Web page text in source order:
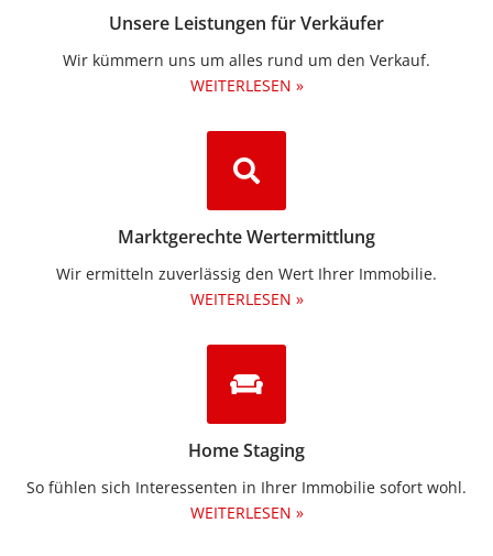
Unsere Leistungen für Verkäufer
Wir kümmern uns um alles rund um den Verkauf.
WEITERLESEN »
Marktgerechte Wertermittlung
Wir ermitteln zuverlässig den Wert Ihrer Immobilie.
WEITERLESEN »
Home Staging
So fühlen sich Interessenten in Ihrer Immobilie sofort wohl.
WEITERLESEN »